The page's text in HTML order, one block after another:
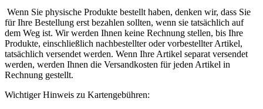
Wenn Sie physische Produkte bestellt haben, denken wir, dass Sie
für Ihre Bestellung erst bezahlen sollten, wenn sie tatsächlich auf
dem Weg ist. Wir werden Ihnen keine Rechnung stellen, bis Ihre
Produkte, einschließlich nachbestellter oder vorbestellter Artikel,
tatsächlich versendet werden. Wenn Ihre Artikel separat versendet
werden, werden Ihnen die Versandkosten für jeden Artikel in
Rechnung gestellt.
Wichtiger Hinweis zu Kartengebühren: